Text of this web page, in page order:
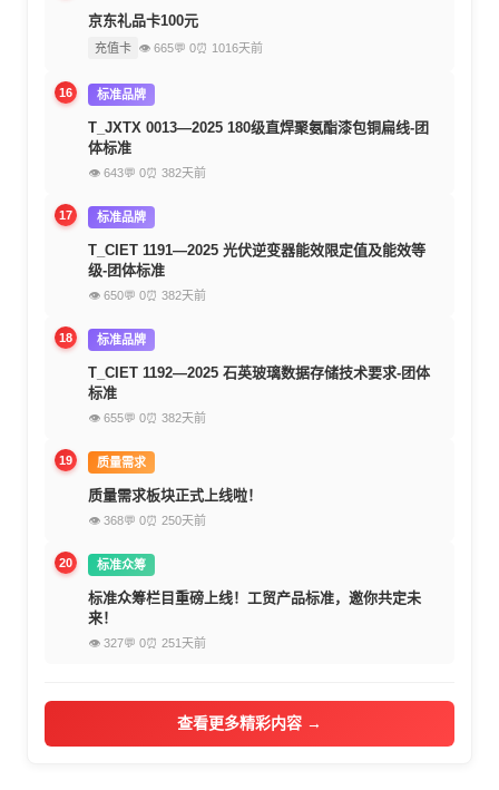
京东礼品卡100元
充值卡 👁 665💬 0⏰ 1016天前
16 标准品牌
T_JXTX 0013—2025 180级直焊聚氨酯漆包铜扁线-团
体标准
👁 643💬 0⏰ 382天前
17 标准品牌
T_CIET 1191—2025 光伏逆变器能效限定值及能效等
级-团体标准
👁 650💬 0⏰ 382天前
18 标准品牌
T_CIET 1192—2025 石英玻璃数据存储技术要求-团体
标准
👁 655💬 0⏰ 382天前
19 质量需求
质量需求板块正式上线啦！
👁 368💬 0⏰ 250天前
20 标准众筹
标准众筹栏目重磅上线！工贸产品标准，邀你共定未
来！
👁 327💬 0⏰ 251天前
查看更多精彩内容 →